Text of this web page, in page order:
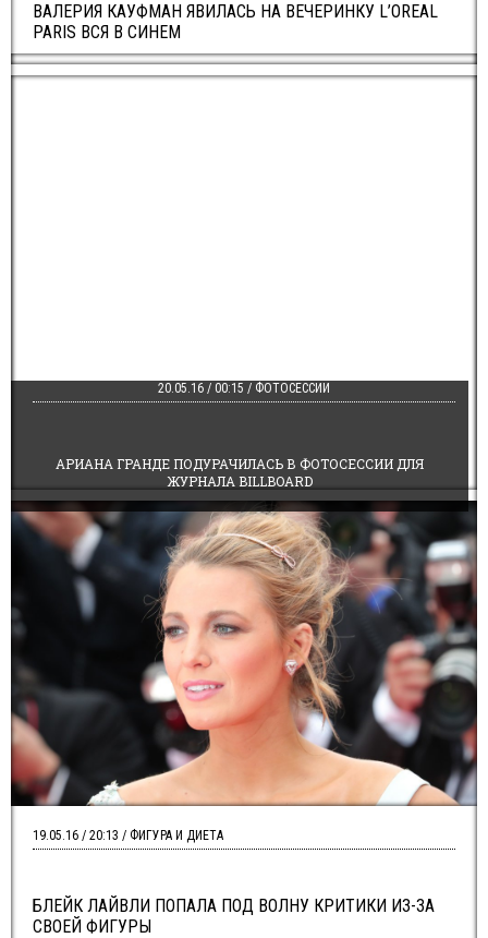
ВАЛЕРИЯ КАУФМАН ЯВИЛАСЬ НА ВЕЧЕРИНКУ L’OREAL
PARIS ВСЯ В СИНЕМ
АРИАНА ГРАНДЕ ПОДУРАЧИЛАСЬ В ФОТОСЕССИИ ДЛЯ
ЖУРНАЛА BILLBOARD
20.05.16 / 00:15 / ФОТОСЕССИИ
БЛЕЙК ЛАЙВЛИ ПОПАЛА ПОД ВОЛНУ КРИТИКИ ИЗ-ЗА
СВОЕЙ ФИГУРЫ
19.05.16 / 20:13 / ФИГУРА И ДИЕТА